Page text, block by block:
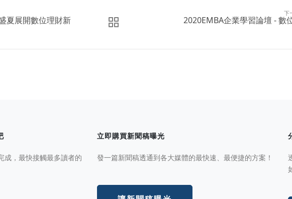
夏展開數位理財新
下
2020EMBA企業學習論壇 - 數
成，最快接觸最多讀者的
立即購買新聞稿曝光
發一篇新聞稿透通到各大媒體的最快速、最便捷的方案！